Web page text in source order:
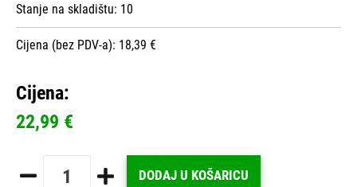
Stanje na skladištu: 10
Cijena (bez PDV-a): 18,39 €
Cijena:
22,99 €
DODAJ U KOŠARICU